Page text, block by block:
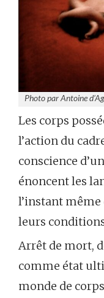
Photo par Antoine
Les corps
l’action du
conscience
énoncent les
l’instant
leurs
Arrêt de mort,
comme état
monde de